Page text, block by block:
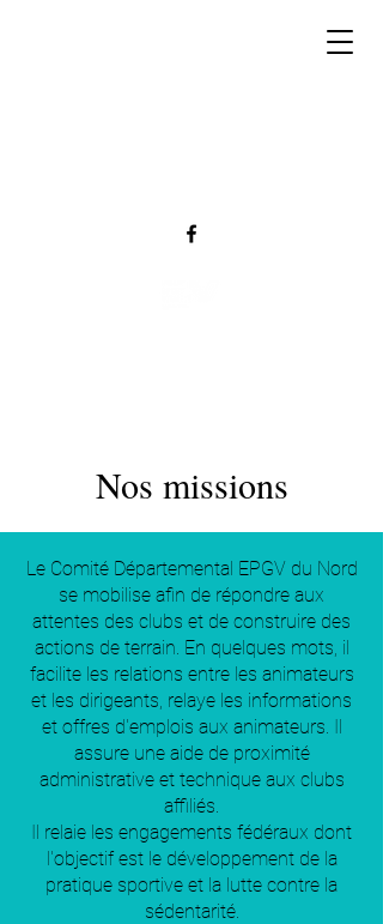
Nos missions
Le Comité Départemental EPGV du Nord
se mobilise afin de répondre aux
attentes des clubs et de construire des
actions de terrain. En quelques mots, il
facilite les relations entre les animateurs
et les dirigeants, relaye les informations
et offres d'emplois aux animateurs. Il
assure une aide de proximité
administrative et technique aux clubs
affiliés.
Il relaie les engagements fédéraux dont
l'objectif est le développement de la
pratique sportive et la lutte contre la
sédentarité.